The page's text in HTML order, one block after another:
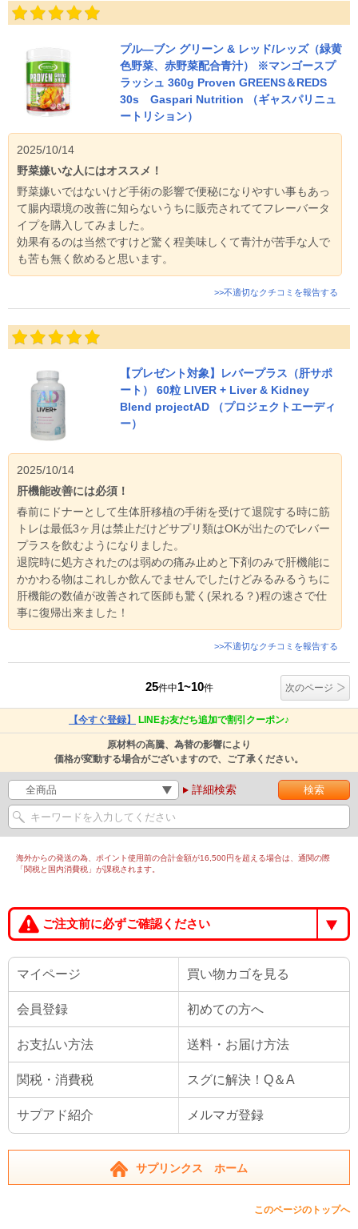
プル―ブン グリーン & レッド/レッズ（緑黄
色野菜、赤野菜配合青汁） ※マンゴースプ
ラッシュ 360g Proven GREENS＆REDS
30s Gaspari Nutrition （ギャスパリニュ
ートリション）
2025/10/14
野菜嫌いな人にはオススメ！
野菜嫌いではないけど手術の影響で便秘になりやすい事もあっ
て腸内環境の改善に知らないうちに販売されててフレーバータ
イプを購入してみました。
効果有るのは当然ですけど驚く程美味しくて青汁が苦手な人で
も苦も無く飲めると思います。
>>不適切なクチコミを報告する
【プレゼント対象】レバープラス（肝サポ
ート） 60粒 LIVER + Liver & Kidney
Blend projectAD （プロジェクトエーディ
ー）
2025/10/14
肝機能改善には必須！
春前にドナーとして生体肝移植の手術を受けて退院する時に筋
トレは最低3ヶ月は禁止だけどサプリ類はOKが出たのでレバー
プラスを飲むようになりました。
退院時に処方されたのは弱めの痛み止めと下剤のみで肝機能に
かかわる物はこれしか飲んでませんでしたけどみるみるうちに
肝機能の数値が改善されて医師も驚く(呆れる？)程の速さで仕
事に復帰出来ました！
>>不適切なクチコミを報告する
25件中1~10件 次のページ
【今すぐ登録】 LINEお友だち追加で割引クーポン♪
原材料の高騰、為替の影響により
価格が変動する場合がございますので、ご了承ください。
詳細検索
海外からの発送の為、ポイント使用前の合計金額が16,500円を超える場合は、通関の際
「関税と国内消費税」が課税されます。
ご注文前に必ずご確認ください
マイページ 買い物カゴを見る
会員登録 初めての方へ
お支払い方法 送料・お届け方法
関税・消費税 スグに解決！Q＆A
サプアド紹介 メルマガ登録
サプリンクス ホーム
このページのトップへ